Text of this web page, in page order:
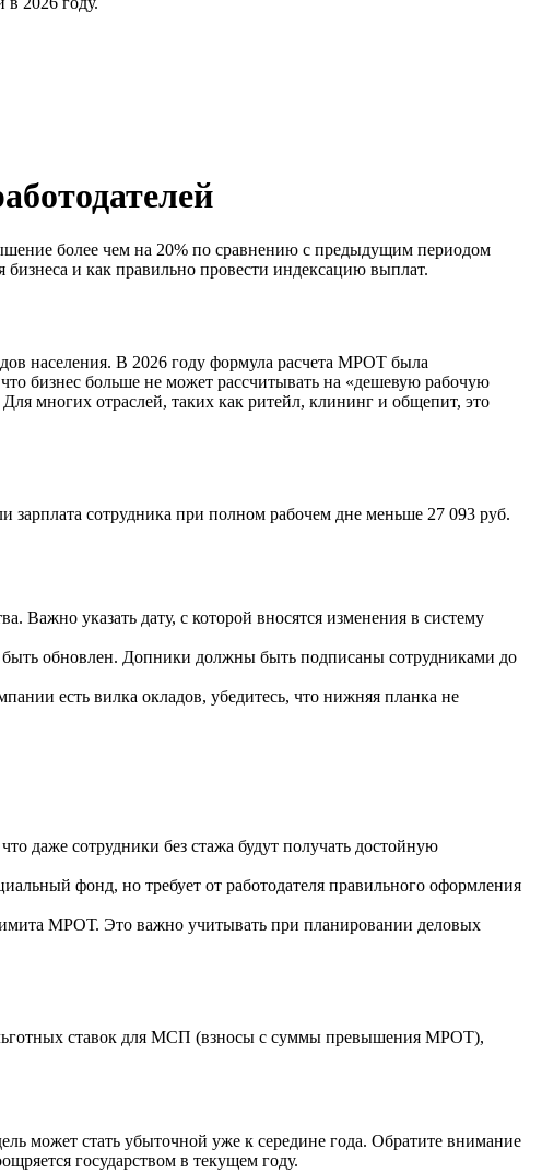
более чем на 20% по сравнению с предыдущим периодом
бизнеса и как правильно провести индексацию выплат.
населения. В 2026 году формула расчета МРОТ была
бизнес больше не может рассчитывать на «дешевую рабочую
многих отраслей, таких как ритейл, клининг и общепит, это
зарплата сотрудника при полном рабочем дне меньше 27 093 руб.
Важно указать дату, с которой вносятся изменения в систему
обновлен. Допники должны быть подписаны сотрудниками до
есть вилка окладов, убедитесь, что нижняя планка не
даже сотрудники без стажа будут получать достойную
фонд, но требует от работодателя правильного оформления
МРОТ. Это важно учитывать при планировании деловых
льготных ставок для МСП (взносы с суммы превышения МРОТ),
может стать убыточной уже к середине года. Обратите внимание
государством в текущем году.